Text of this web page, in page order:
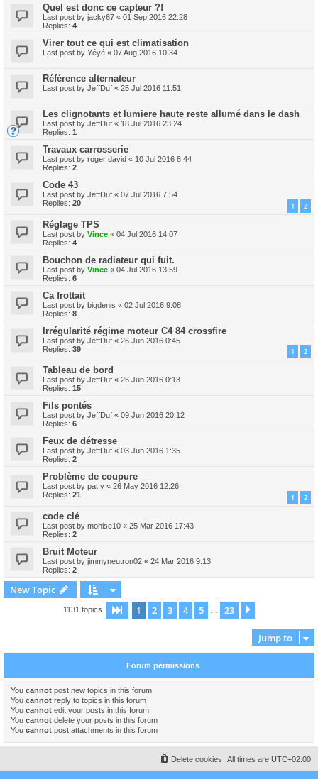
Quel est donc ce capteur ?!
Last post by jacky67 « 01 Sep 2016 22:28
Replies: 4
Virer tout ce qui est climatisation
Last post by Yéyé « 07 Aug 2016 10:34
Référence alternateur
Last post by JeffDuf « 25 Jul 2016 11:51
Les clignotants et lumiere haute reste allumé dans le dash
Last post by JeffDuf « 18 Jul 2016 23:24
Replies: 1
Travaux carrosserie
Last post by roger david « 10 Jul 2016 8:44
Replies: 2
Code 43
Last post by JeffDuf « 07 Jul 2016 7:54
Replies: 20 1 2
Réglage TPS
Last post by Vince « 04 Jul 2016 14:07
Replies: 4
Bouchon de radiateur qui fuit.
Last post by Vince « 04 Jul 2016 13:59
Replies: 6
Ca frottait
Last post by bigdenis « 02 Jul 2016 9:08
Replies: 8
Irrégularité régime moteur C4 84 crossfire
Last post by JeffDuf « 26 Jun 2016 0:45
Replies: 39 1 2
Tableau de bord
Last post by JeffDuf « 26 Jun 2016 0:13
Replies: 15
Fils pontés
Last post by JeffDuf « 09 Jun 2016 20:12
Replies: 6
Feux de détresse
Last post by JeffDuf « 03 Jun 2016 1:35
Replies: 2
Problème de coupure
Last post by pat.y « 26 May 2016 12:26
Replies: 21 1 2
code clé
Last post by mohise10 « 25 Mar 2016 17:43
Replies: 2
Bruit Moteur
Last post by jimmyneutron02 « 24 Mar 2016 9:13
Replies: 2
New Topic
1131 topics Page 1of 23
1 2 3 4 5 23
Jump to
Forum permissions
You cannot post new topics in this forum
You cannot reply to topics in this forum
You cannot edit your posts in this forum
You cannot delete your posts in this forum
You cannot post attachments in this forum
All times are UTC+02:00
Delete cookies